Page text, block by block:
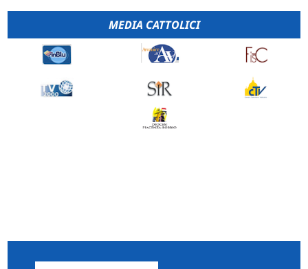
MEDIA CATTOLICI